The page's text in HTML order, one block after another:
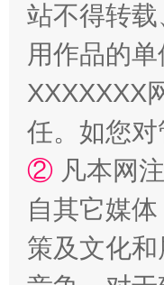
站台名比不
站不得转
用作品的
XXXXXXX
任。如您
② 凡本网
自其它媒
策及文化